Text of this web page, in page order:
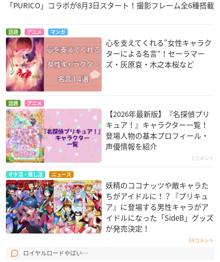
「PURICO」コラボが8月3日スタート！撮影フレーム全6種搭載
話題 アニメ マンガ
心を支えてくれる“女性キャラク
ターによる名言”！セーラマー
ズ・灰原哀・木之本桜など
話題 アニメ
【2026年最新版】『名探偵プリ
キュア！』キャラクター一覧！
登場人物の基本プロフィール・
声優情報を紹介
1コメント
オタ活・推し活 ニュース
妖精のココナッツや敵キャラた
ちがアイドルに！？『プリキュ
ア』に登場する男性キャラがア
イドルになった「SideB」グッズ
が発売決定！
59コメント
ロイヤルロードやばい…